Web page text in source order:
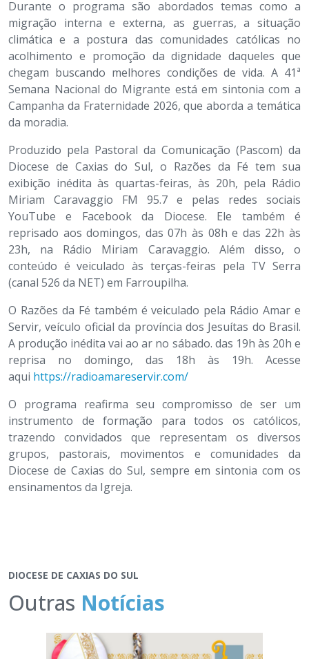
Durante o programa são abordados temas como a
migração interna e externa, as guerras, a situação
climática e a postura das comunidades católicas no
acolhimento e promoção da dignidade daqueles que
chegam buscando melhores condições de vida. A 41ª
Semana Nacional do Migrante está em sintonia com a
Campanha da Fraternidade 2026, que aborda a temática
da moradia.
Produzido pela Pastoral da Comunicação (Pascom) da
Diocese de Caxias do Sul, o Razões da Fé tem sua
exibição inédita às quartas-feiras, às 20h, pela Rádio
Miriam Caravaggio FM 95.7 e pelas redes sociais
YouTube e Facebook da Diocese. Ele também é
reprisado aos domingos, das 07h às 08h e das 22h às
23h, na Rádio Miriam Caravaggio. Além disso, o
conteúdo é veiculado às terças-feiras pela TV Serra
(canal 526 da NET) em Farroupilha.
O Razões da Fé também é veiculado pela Rádio Amar e
Servir, veículo oficial da província dos Jesuítas do Brasil.
A produção inédita vai ao ar no sábado. das 19h às 20h e
reprisa no domingo, das 18h às 19h. Acesse
aqui https://radioamareservir.com/
O programa reafirma seu compromisso de ser um
instrumento de formação para todos os católicos,
trazendo convidados que representam os diversos
grupos, pastorais, movimentos e comunidades da
Diocese de Caxias do Sul, sempre em sintonia com os
ensinamentos da Igreja.
DIOCESE DE CAXIAS DO SUL
Outras Notícias